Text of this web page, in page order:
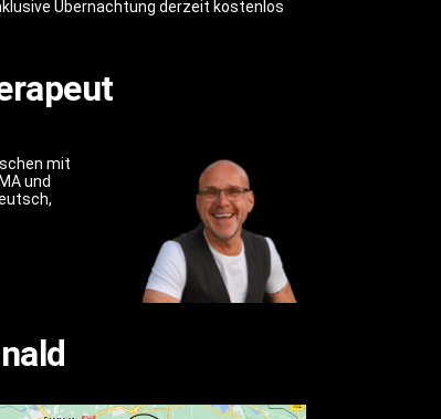
Übernachtung derzeit kostenlos
mit
und